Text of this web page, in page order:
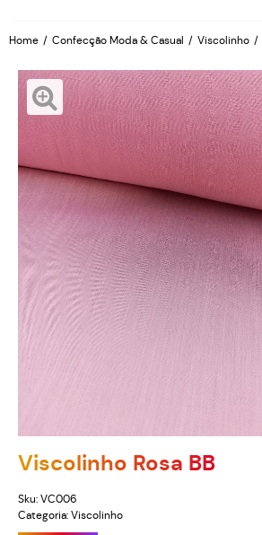
Home Confecção Moda & Casual Viscolinho
Viscolinho Rosa BB
Sku: VC006
Categoria: Viscolinho